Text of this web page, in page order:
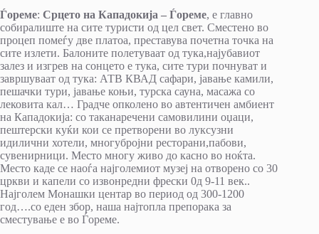
Ѓореме: Срцето на Кападокија – Ѓореме, е главно
собиралиште на сите туристи од цел свет. Сместено во
процеп помеѓу две платоа, преставува почетна точка на
сите излети. Балоните полетуваат од тука,најубавиот
залез и изгрев на сонцето е тука, сите тури почнуват и
завршуваат од тука: АТВ КВАД сафари, јавање камили,
пешачки тури, јавање коњи, турска сауна, масажа со
лековита кал… Градче опколено во автентичен амбиент
на Кападокија: со таканаречени самовилини оџаци,
пештерски куќи кои се претворени во луксузни
идилични хотели, многубројни ресторани,пабови,
сувенирници. Место многу живо до касно во ноќта.
Место каде се наоѓа најголемиот музеј на отворено со 30
цркви и капели со извонредни фрески 0д 9-11 век..
Најголем Монашки центар во период од 300-1200
год….со еден збор, наша најтопла препорака за
сместување е во Ѓореме.